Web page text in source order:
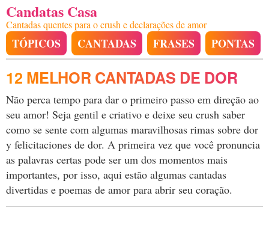
Candatas Casa
Cantadas quentes para o crush e declarações de amor
TÓPICOS CANTADAS FRASES PONTAS
12 MELHOR CANTADAS DE DOR
Não perca tempo para dar o primeiro passo em direção ao
seu amor! Seja gentil e criativo e deixe seu crush saber
como se sente com algumas maravilhosas rimas sobre dor
y felicitaciones de dor. A primeira vez que você pronuncia
as palavras certas pode ser um dos momentos mais
importantes, por isso, aqui estão algumas cantadas
divertidas e poemas de amor para abrir seu coração.